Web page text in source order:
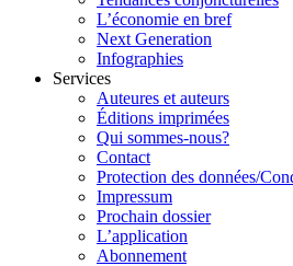
L’économie en bref
Next Generation
Infographies
Services
Auteures et auteurs
Éditions imprimées
Qui sommes-nous?
Contact
Protection des données/
Impressum
Prochain dossier
L’application
Abonnement